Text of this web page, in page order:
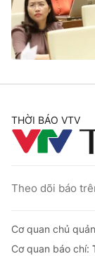
Giấy phép hoạt
cấp ngày 29/12/
Tổng Biên tập:
Ðiện thoại Thời
Email:
THỜI BÁO VTV
Theo dõi báo
Cơ quan chủ
Cơ quan báo chí: